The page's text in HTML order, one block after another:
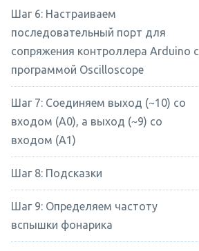
Шаг 6: Настраиваем
последовательный порт для
сопряжения контроллера Arduino с
программой Oscilloscope
Шаг 7: Соединяем выход (~10) со
входом (A0), а выход (~9) со
входом (A1)
Шаг 8: Подсказки
Шаг 9: Определяем частоту
вспышки фонарика